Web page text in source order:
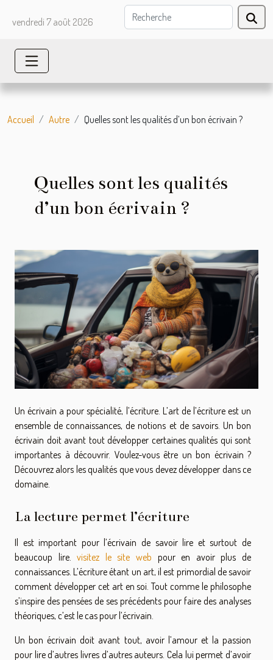
vendredi 7 août 2026
Accueil Autre Quelles sont les qualités d’un bon écrivain ?
Quelles sont les qualités
d’un bon écrivain ?
Un écrivain a pour spécialité, l’écriture. L’art de l’écriture est un
ensemble de connaissances, de notions et de savoirs. Un bon
écrivain doit avant tout développer certaines qualités qui sont
importantes à découvrir. Voulez-vous être un bon écrivain ?
Découvrez alors les qualités que vous devez développer dans ce
domaine.
La lecture permet l’écriture
Il est important pour l’écrivain de savoir lire et surtout de
beaucoup lire.visitez le site web pour en avoir plus de
connaissances. L’écriture étant un art, il est primordial de savoir
comment développer cet art en soi. Tout comme le philosophe
s’inspire des pensées de ses précédents pour faire des analyses
théoriques, c’est le cas pour l’écrivain.
Un bon écrivain doit avant tout, avoir l’amour et la passion
pour lire d’autres livres d’autres auteurs. Cela lui permet d’avoir